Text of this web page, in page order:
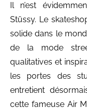
Il n’est
Stüssy. Le
solide dans le
de la mode
qualitatives et
les portes des
entretient
cette fameuse Air